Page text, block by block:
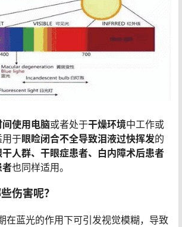
间使用电脑或者处于干燥环境中工作或
用于眼睑闭合不全导致泪液过快挥发的
干人群、干眼症患者、白内障术后患者
者也同样适用。
伤害呢？
在蓝光的作用下可引发视觉模糊，导致